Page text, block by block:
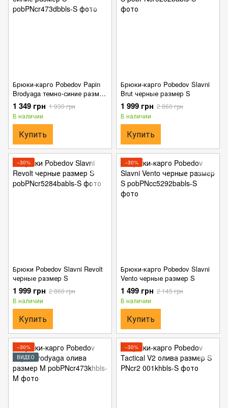
Брюки-карго Pobedov Papin
Brodyaga темно-синие размер
S
1 349 грн 1 930 грн
В наличии
Купить
Брюки-карго Pobedov Slavni
Brut черные размер S
1 999 грн 2 860 грн
В наличии
Купить
−30%
Брюки Pobedov Slavni Revolt
черные размер S
1 999 грн 2 860 грн
В наличии
Купить
−30%
Брюки-карго Pobedov Slavni
Vento черные размер S
1 499 грн 2 145 грн
В наличии
Купить
−30%
ВИДЕО
−30%